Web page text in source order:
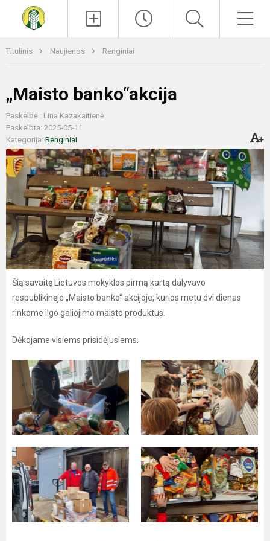
Titulinis Naujienos Renginiai
„Maisto banko“akcija
Paskelbė : Lina Kazakaitienė
Paskelbta: 2025-05-11
Kategorija: Renginiai
Šią savaitę Lietuvos mokyklos pirmą kartą dalyvavo
respublikinėje „Maisto banko“ akcijoje, kurios metu dvi dienas
rinkome ilgo galiojimo maisto produktus.
Dėkojame visiems prisidėjusiems.